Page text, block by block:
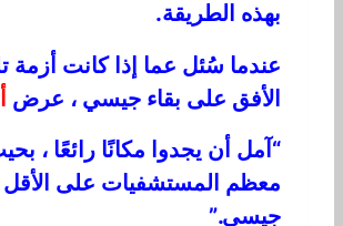
بهذه الطريقة.
عندما سُئل عما إذا كانت أزمة
الأفق على بقاء جيسي ، عرض
“آمل أن يجدوا مكانًا رائعًا ،
معظم المستشفيات على
جيسي.”